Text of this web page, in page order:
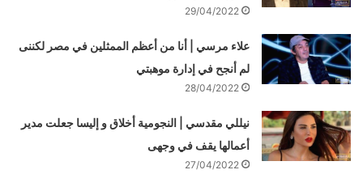
29/04/2022
علاء مرسي | أنا من أعظم الممثلين في مصر لكننى
لم أنجح في إدارة موهبتي
28/04/2022
نيللي مقدسي | النجومية أخلاق و إليسا جعلت مدير
أعمالها يقف في وجهى
27/04/2022